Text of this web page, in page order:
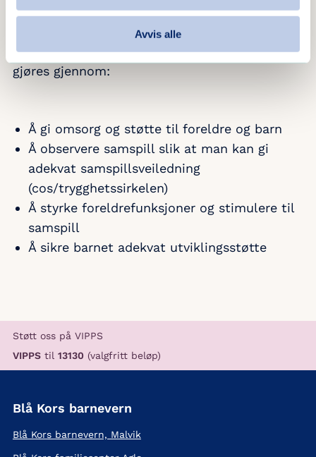
Avvis alle
Endringsarbeid
Arbeidet med å styrke foreldrefunksjoner
gjøres gjennom:
Å gi omsorg og støtte til foreldre og barn
Å observere samspill slik at man kan gi
adekvat samspillsveiledning
(cos/trygghetssirkelen)
Å styrke foreldrefunksjoner og stimulere til
samspill
Å sikre barnet adekvat utviklingsstøtte
Støtt oss på VIPPS
VIPPS til 13130 (valgfritt beløp)
Blå Kors barnevern
Blå Kors barnevern, Malvik